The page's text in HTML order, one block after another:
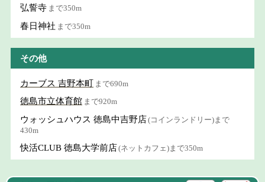
弘誓寺 まで350m
春日神社 まで350m
その他
カーブス 吉野本町 まで690m
徳島市立体育館 まで920m
ウォッシュハウス 徳島中吉野店(コインランドリー)まで
430m
快活CLUB 徳島大学前店(ネットカフェ)まで350m